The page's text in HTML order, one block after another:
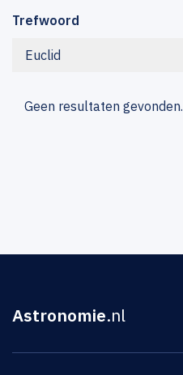
Trefwoord
Euclid
Geen resultaten gevonden.
Astronomie.nl